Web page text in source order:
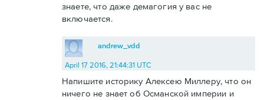
знаете, что даже демагогия у вас не
включается.
andrew_vdd
April 17 2016, 21:44:31 UTC
Напишите историку Алексею Миллеру, что он
ничего не знает об Османской империи и